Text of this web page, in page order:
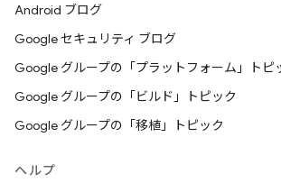
Android ブログ
Google セキュリティ ブログ
Google グループの「プラットフォーム」トピ
Google グループの「ビルド」トピック
Google グループの「移植」トピック
ヘルプ